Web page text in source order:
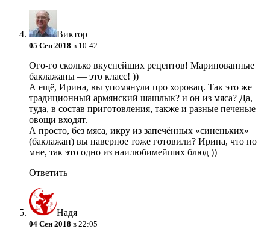
Виктор
05 Сен 2018 в 10:42
Ого-го сколько вкуснейших рецептов! Маринованные
баклажаны — это класс! ))
А ещё, Ирина, вы упомянули про хоровац. Так это же
традиционный армянский шашлык? и он из мяса? Да,
туда, в состав приготовления, также и разные печеные
овощи входят.
А просто, без мяса, икру из запечённых «синеньких»
(баклажан) вы наверное тоже готовили? Ирина, что по
мне, так это одно из наилюбимейших блюд ))
Ответить
Надя
04 Сен 2018 в 22:05